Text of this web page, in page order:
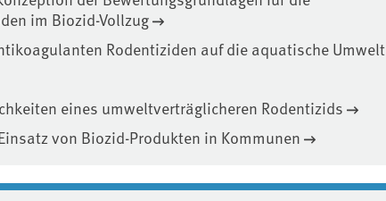
im Biozid-Vollzug
Rodentiziden auf die aquatische Umwelt
eines umweltverträglicheren Rodentizids
von Biozid-Produkten in Kommunen